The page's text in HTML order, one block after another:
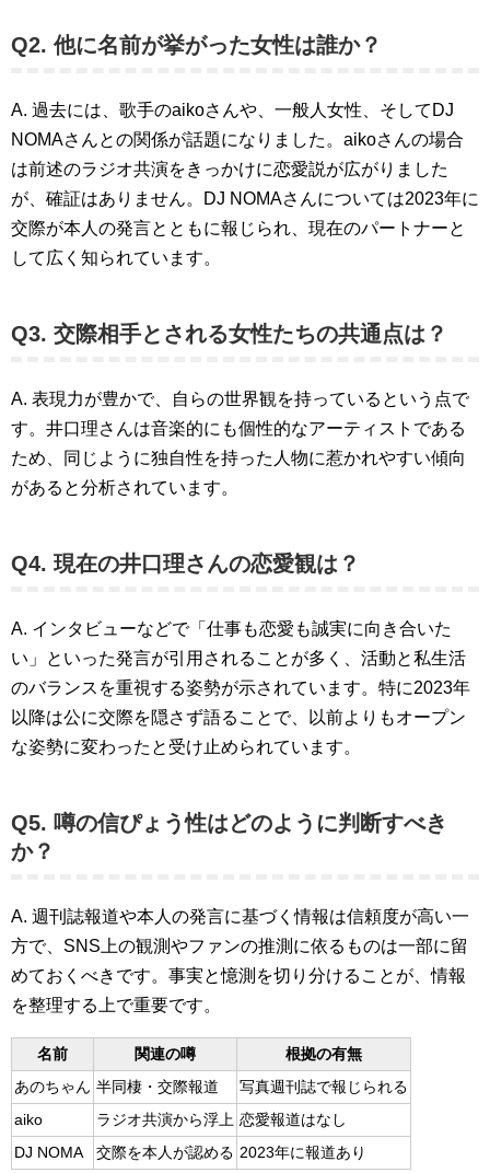
Q2. 他に名前が挙がった女性は誰か？
A. 過去には、歌手のaikoさんや、一般人女性、そしてDJ
NOMAさんとの関係が話題になりました。aikoさんの場合
は前述のラジオ共演をきっかけに恋愛説が広がりました
が、確証はありません。DJ NOMAさんについては2023年に
交際が本人の発言とともに報じられ、現在のパートナーと
して広く知られています。
Q3. 交際相手とされる女性たちの共通点は？
A. 表現力が豊かで、自らの世界観を持っているという点で
す。井口理さんは音楽的にも個性的なアーティストである
ため、同じように独自性を持った人物に惹かれやすい傾向
があると分析されています。
Q4. 現在の井口理さんの恋愛観は？
A. インタビューなどで「仕事も恋愛も誠実に向き合いた
い」といった発言が引用されることが多く、活動と私生活
のバランスを重視する姿勢が示されています。特に2023年
以降は公に交際を隠さず語ることで、以前よりもオープン
な姿勢に変わったと受け止められています。
Q5. 噂の信ぴょう性はどのように判断すべき
か？
A. 週刊誌報道や本人の発言に基づく情報は信頼度が高い一
方で、SNS上の観測やファンの推測に依るものは一部に留
めておくべきです。事実と憶測を切り分けることが、情報
を整理する上で重要です。
名前 関連の噂
根拠の有無
あのちゃん 半同棲・交際報道
写真週刊誌で報じられる
aiko
ラジオ共演から浮上 恋愛報道はなし
DJ NOMA
交際を本人が認める 2023年に報道あり